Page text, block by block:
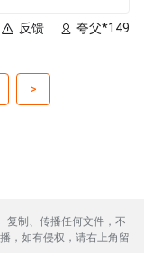
夸父*149
反馈
>
复制、传播任何文件，不
，如有侵权，请右上角留